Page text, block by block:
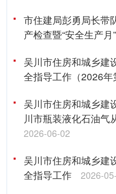
市住建局彭勇局长带
产检查暨“安全生产月
吴川市住房和城乡建
全指导工作（2026年
吴川市住房和城乡建
川市瓶装液化石油气
2026-06-02
吴川市住房和城乡建
全指导工作
2026-